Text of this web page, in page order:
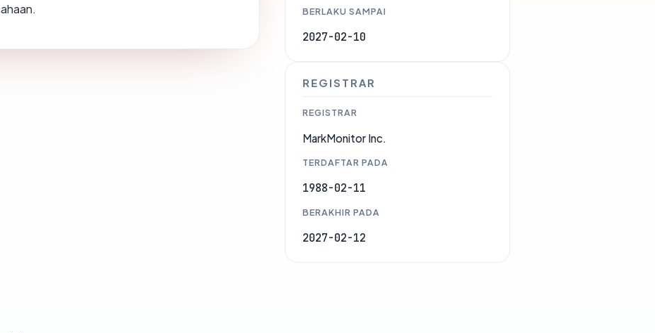
BERLAKU SAMPAI
2027-02-10
REGISTRAR
REGISTRAR
MarkMonitor Inc.
TERDAFTAR PADA
1988-02-11
BERAKHIR PADA
2027-02-12